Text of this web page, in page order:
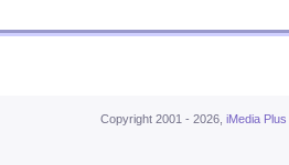
Copyright 2001 - 2026, iMedia